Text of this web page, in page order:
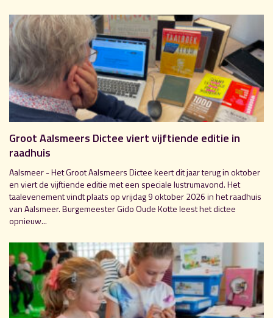
Groot Aalsmeers Dictee viert vijftiende editie in
raadhuis
Aalsmeer - Het Groot Aalsmeers Dictee keert dit jaar terug in oktober
en viert de vijftiende editie met een speciale lustrumavond. Het
taalevenement vindt plaats op vrijdag 9 oktober 2026 in het raadhuis
van Aalsmeer. Burgemeester Gido Oude Kotte leest het dictee
opnieuw...